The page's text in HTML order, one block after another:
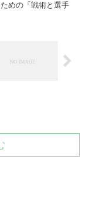
めの「戦術と選手